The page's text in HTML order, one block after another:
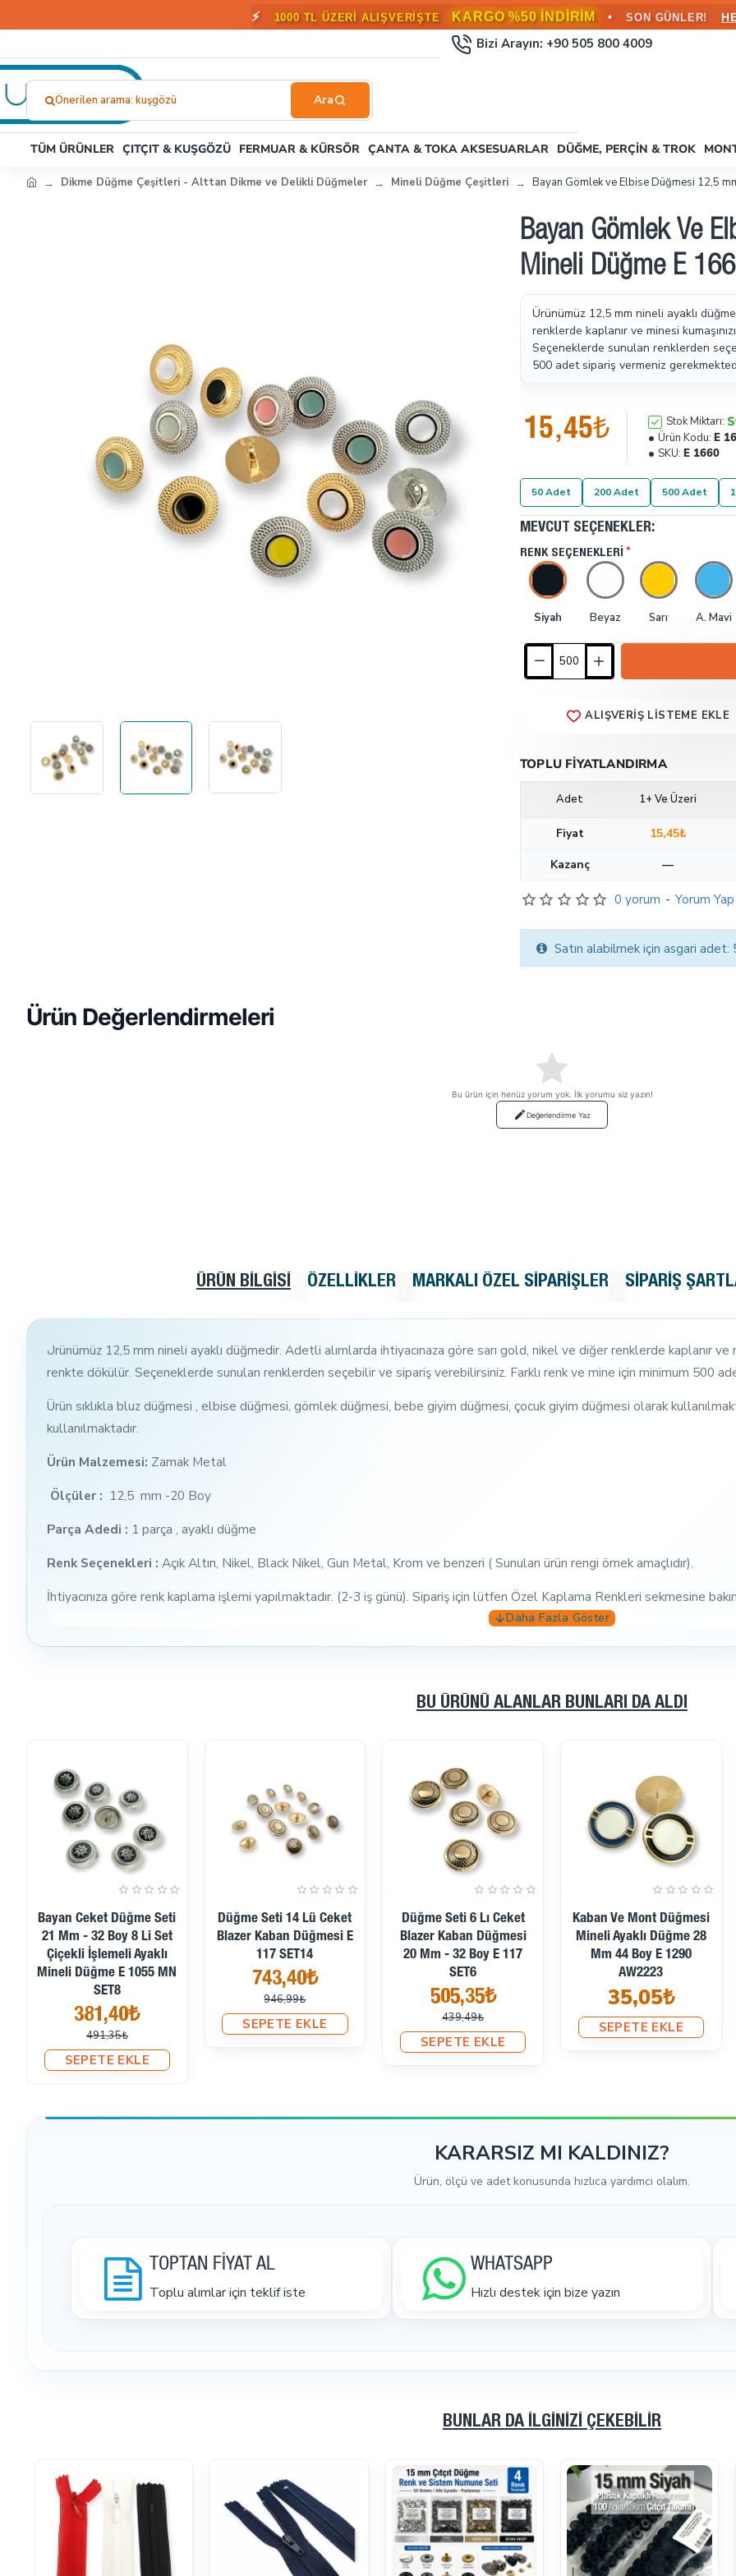
🎁 2000 TL ÜZERİ SİPARİŞLERDE KARGO BEDAVA! • HEMEN
Bizi Arayın: +90 505 800 4009
Aramıştınız?...
Önerilen arama: kuşgözü
TÜM ÜRÜNLER ÇITÇIT & KUŞGÖZÜ FERMUAR & KÜRSÖR ÇANTA & TOKA AKSESUARLAR DÜĞME, PERÇIN & TROK
Dikme Düğme Çeşitleri - Alttan Dikme ve Delikli Düğmeler Mineli Düğme Çeşitleri Bayan Gömlek ve Elbise Düğmesi 12,5
Bayan Gömlek Ve
Mineli Düğme E
Ürünümüz 12,5 mm nineli ayaklı
renklerde kaplanır ve minesi
Seçeneklerde sunulan renklerden
500 adet sipariş vermeniz
0 yorum - Yorum Yap
15,45₺ Stok Miktarı:
Ürün Kodu: E
SKU: E 1660
50 Adet 200 Adet 500 Adet
MEVCUT SEÇENEKLER:
RENK SEÇENEKLERI
Siyah Beyaz Sarı A. Mavi
ALIŞVERIŞ LISTEME EKLE
Satın alabilmek için asgari adet:
TOPLU FIYATLANDIRMA
Adet 1+ Ve Üzeri
Fiyat
15,45₺
Kazanç
—
Ürün Değerlendirmeleri
Bu ürün için henüz yorum yok. İlk yorumu siz yazın!
Değerlendirme Yaz
ÜRÜN BILGISI ÖZELLIKLER MARKALI ÖZEL SIPARIŞLER SIPARIŞ
Ürünümüz 12,5 mm nineli ayaklı düğmedir. Adetli alımlarda ihtiyacınaza göre sarı gold, nikel ve diğer renklerde kaplanır ve
renkte dökülür. Seçeneklerde sunulan renklerden seçebilir ve sipariş verebilirsiniz. Farklı renk ve mine için minimum 500
Ürün sıklıkla bluz düğmesi , elbise düğmesi, gömlek düğmesi, bebe giyim düğmesi, çocuk giyim düğmesi olarak
kullanılmaktadır.
Ürün Malzemesi: Zamak Metal
Ölçüler : 12,5 mm -20 Boy
Parça Adedi : 1 parça , ayaklı düğme
Renk Seçenekleri : Açık Altın, Nikel, Black Nikel, Gun Metal, Krom ve benzeri ( Sunulan ürün rengi örnek amaçlıdır).
İhtiyacınıza göre renk kaplama işlemi yapılmaktadır. (2-3 iş günü). Sipariş için lütfen Özel Kaplama Renkleri sekmesine
Stokta değilse 3-4 gün, Stok mevcut ise aynı gün kargoBU ÜRÜNÜ ALANLAR BUNLARI DA ALDI
Mineli Bluz Düğmesi 15
Mm - 24 Boy Elbise
Düğmesi E 2089
8,39₺
SEPETE EKLE
Mineli Bluz Ve Gömlek
Düğmesi 9 Mm -14 Boy E
1437
8,91₺
SEPETE EKLE
Mineli Düğme 21 Mm -
32 Boy Ceket Düğmesi E
1643 MN
30,97₺
SEPETE EKLE
Mineli Düğme 21 Mm -
32 Boy Bayan Ceket
Düğmesi Çiçekli İşlemeli
Ayaklı Düğme E 1055 MN
28,42₺
SEPETE EKLE
KARARSIZ MI KALDINIZ?
Ürün, ölçü ve adet konusunda hızlıca yardımcı olalım.
TOPTAN FİYAT AL
Toplu alımlar için teklif iste
WHATSAPP
Hızlı destek için bize yazın
BUNLAR DA İLGINIZI ÇEKEBILIR